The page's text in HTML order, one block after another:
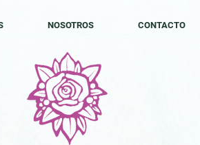
NOSOTROS CONTACTO